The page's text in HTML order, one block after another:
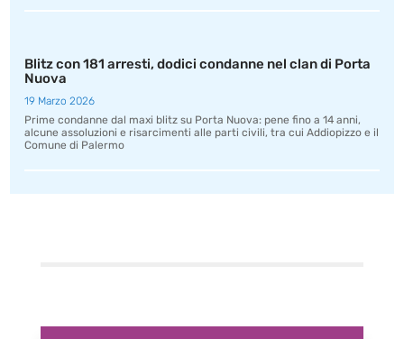
Blitz con 181 arresti, dodici condanne nel clan di Porta
Nuova
19 Marzo 2026
Prime condanne dal maxi blitz su Porta Nuova: pene fino a 14 anni,
alcune assoluzioni e risarcimenti alle parti civili, tra cui Addiopizzo e il
Comune di Palermo